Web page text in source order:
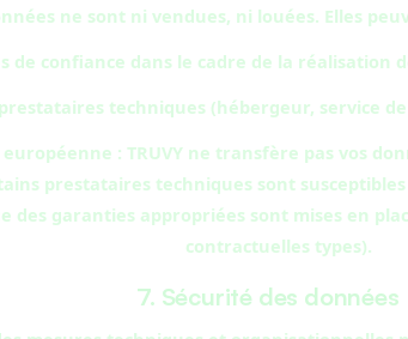
ne sont ni vendues, ni louées. Elles
de confiance dans le cadre de la réalisation
techniques (hébergeur, service
: TRUVY ne transfère pas vos
prestataires techniques sont
des garanties appropriées sont mises en
contractuelles types).
7. Sécurité des données